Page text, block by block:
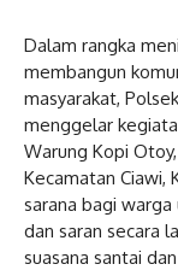
Dalam rangka
membangun
masyarakat,
menggelar
Warung Kopi
Kecamatan Ciawi,
sarana bagi warga
dan saran secara
suasana santai